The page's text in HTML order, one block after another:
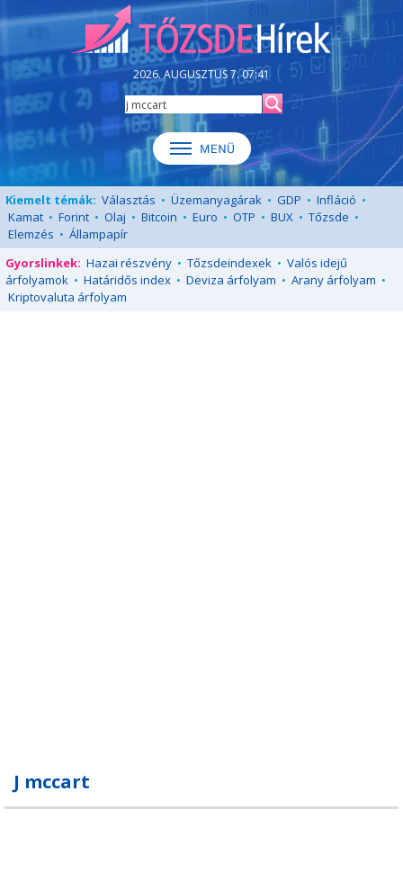
2026. AUGUSZTUS 7. 07:41
Kiemelt témák: Választás • Üzemanyagárak • GDP • Infláció •
Kamat • Forint • Olaj • Bitcoin • Euro • OTP • BUX • Tőzsde •
Elemzés • Állampapír
Gyorslinkek: Hazai részvény • Tőzsdeindexek • Valós idejű
árfolyamok • Határidős index • Deviza árfolyam • Arany árfolyam •
Kriptovaluta árfolyam
J mccart